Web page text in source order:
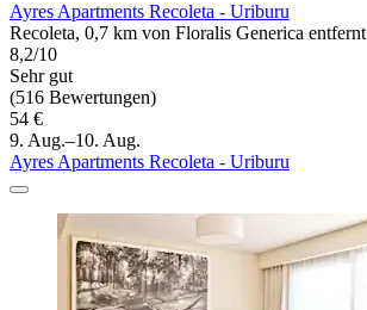
Ayres Apartments Recoleta - Uriburu
Recoleta, 0,7 km von Floralis Generica entfernt
8,2/10
Sehr gut
(516 Bewertungen)
54 €
9. Aug.–10. Aug.
Ayres Apartments Recoleta - Uriburu